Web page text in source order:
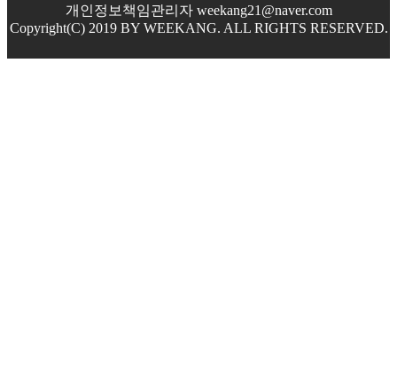
개인정보책임관리자 weekang21@naver.com
Copyright(C) 2019 BY WEEKANG. ALL RIGHTS RESERVED.